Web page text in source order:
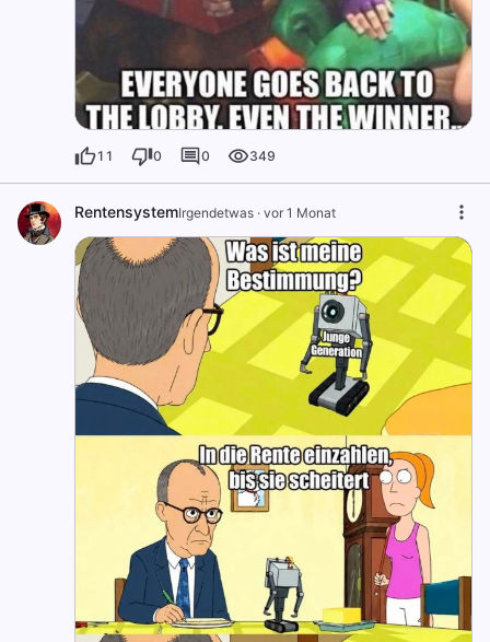
11 0 0 349
RentensystemIrgendetwas · vor 1 Monat